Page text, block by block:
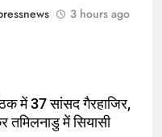
3 hours ago
में 37 सांसद गैरहाजिर,
तमिलनाडु में सियासी